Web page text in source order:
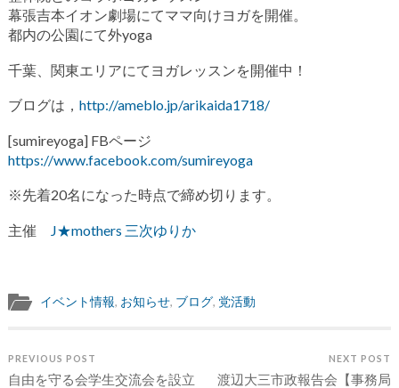
幕張吉本イオン劇場にてママ向けヨガを開催。
都内の公園にて外yoga
千葉、関東エリアにてヨガレッスンを開催中！
ブログは， http://ameblo.jp/arikaida1718/
[sumireyoga] FBページ
https://www.facebook.com/sumireyoga
※先着20名になった時点で締め切ります。
主催 J★mothers 三次ゆりか
イベント情報, お知らせ, ブログ, 党活動
PREVIOUS POST
自由を守る会学生交流会を設立
NEXT POST
渡辺大三市政報告会【事務局